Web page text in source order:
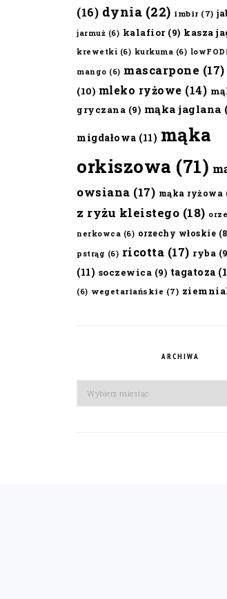
(16) dynia (22) imbir (7)
jarmuż (6) kalafior(9) kasza
krewetki (6) kurkuma (6)
mango (6) mascarpone (17)
(10) mleko ryżowe (14)
gryczana (9) mąka jaglana
migdałowa (11) mąka
orkiszowa (71)
owsiana (17) mąka ryżowa
z ryżu kleistego (18)
nerkowca (6) orzechy włoskie
pstrąg (6) ricotta (17) ryba
(11) soczewica (9) tagatoza
(6) wegetariańskie (7)
ARCHIWA
Archiwa